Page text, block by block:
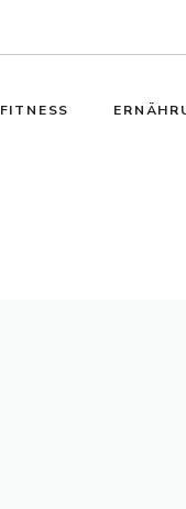
FITNESS